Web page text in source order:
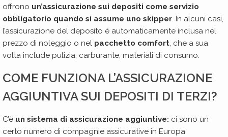
offrono un’assicurazione sui depositi come servizio
obbligatorio quando si assume uno skipper. In alcuni casi,
l’assicurazione del deposito è automaticamente inclusa nel
prezzo di noleggio o nel pacchetto comfort, che a sua
volta include pulizia, carburante, materiali di consumo.
COME FUNZIONA L’ASSICURAZIONE
AGGIUNTIVA SUI DEPOSITI DI TERZI?
C’è un sistema di assicurazione aggiuntive: ci sono un
certo numero di compagnie assicurative in Europa